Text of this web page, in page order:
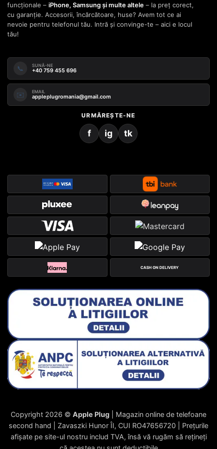
funcționale – iPhone, Samsung și multe altele – la preț corect,
cu garanție. Accesorii, încărcătoare, huse? Avem tot ce ai
nevoie pentru telefonul tău. Intră și convinge-te – aici e locul
tău!
📞 SUNĂ-NE
+40 759 455 696
✉️ EMAIL
appleplugromania@gmail.com
URMĂREȘTE-NE
f ig tk
CASH ON DELIVERY
Copyright 2026 © Apple Plug | Magazin online de telefoane
second hand | Zavaszki Hunor ÎI, CUI RO47656720 | Prețurile
afișate pe site-ul nostru includ TVA, însă vă rugăm să rețineți